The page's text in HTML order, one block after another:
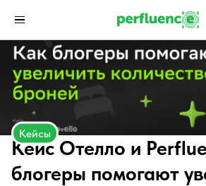
Кейсы
Кейс Отелло и
блогеры помогают